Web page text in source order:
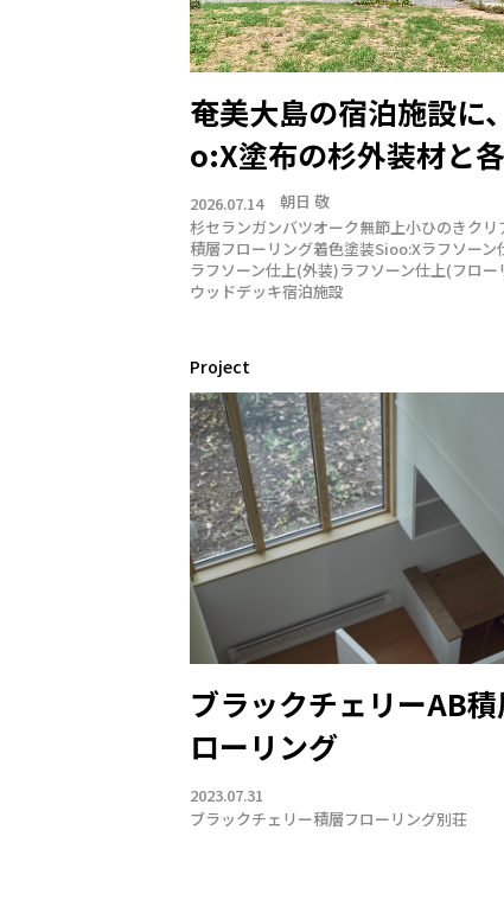
奄美大島の宿泊施設に
o:X塗布の杉外装材と
建材
2026.07.14
朝日 敬
杉セランガンバツオーク無節上小ひのきクリ
積層フローリング着色塗装Sioo:Xラフソーン
ラフソーン仕上(外装)ラフソーン仕上(フロー
ウッドデッキ宿泊施設
Project
ブラックチェリーAB積
ローリング
2023.07.31
ブラックチェリー積層フローリング別荘